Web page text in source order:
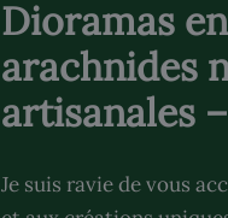
Dioramas
arachnides
artisanales
Je suis ravie de vous